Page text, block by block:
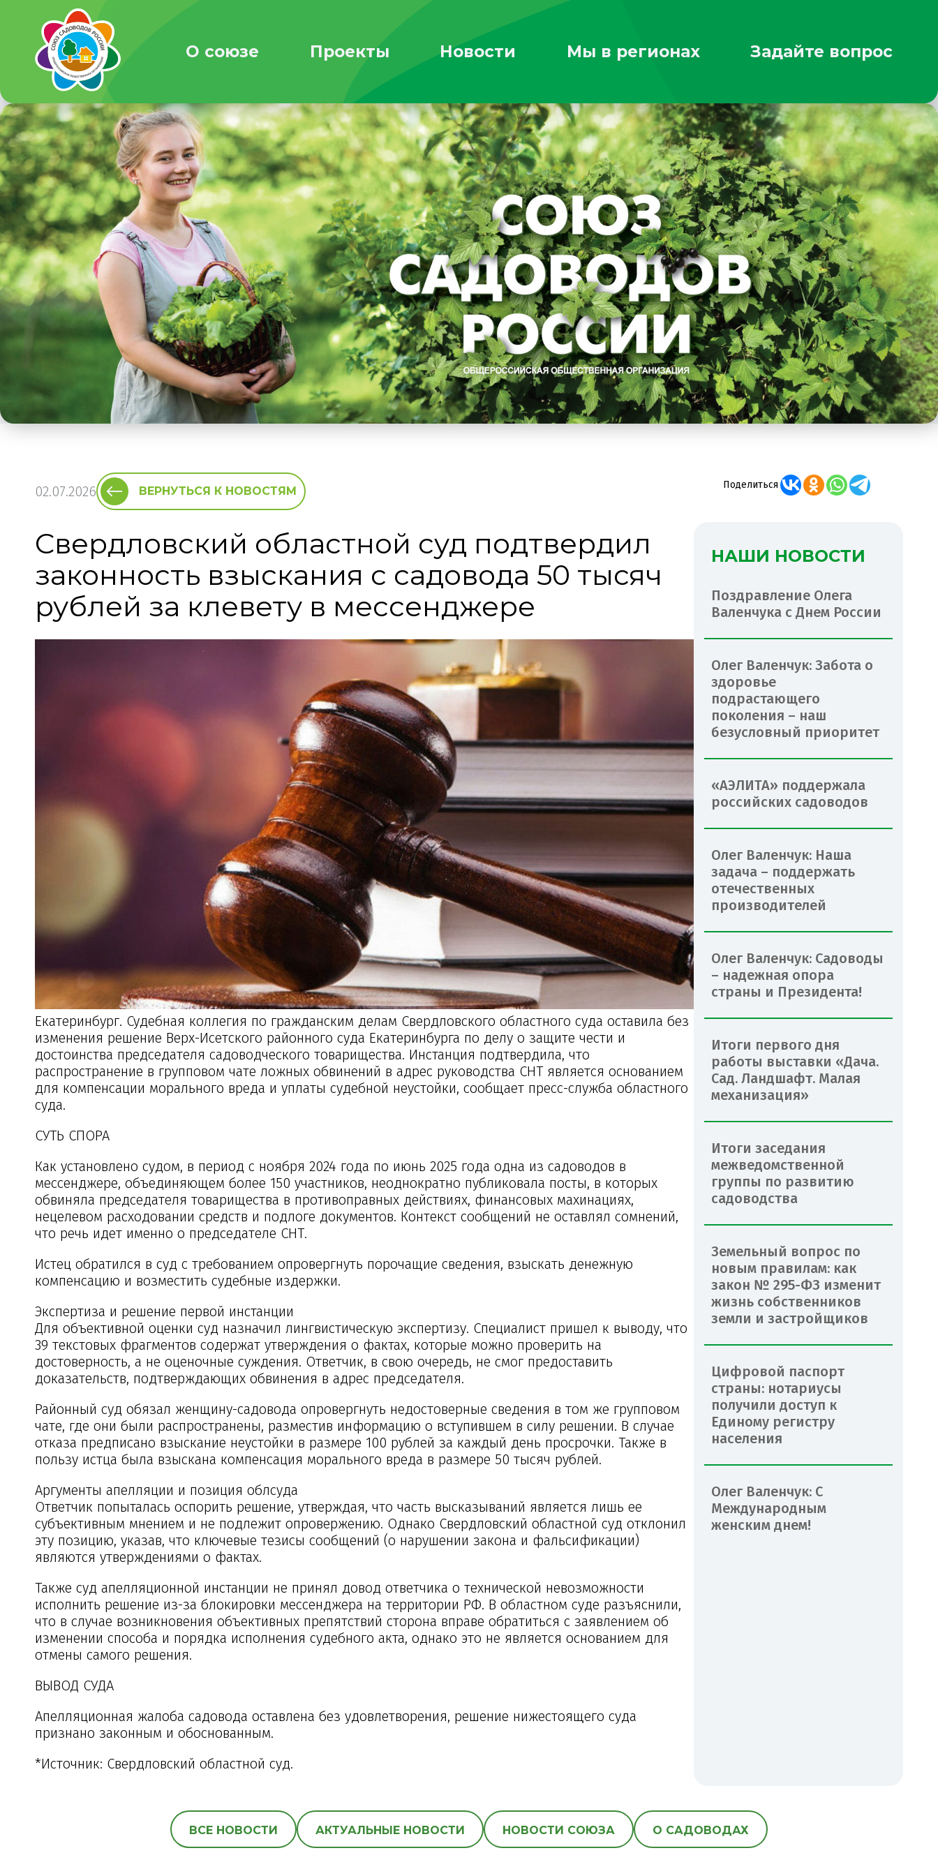
О союзе Проекты Новости Мы в регионах Задайте вопрос
02.07.2026 ВЕРНУТЬСЯ К НОВОСТЯМ
Свердловский областной суд подтвердил
законность взыскания с садовода 50 тысяч
рублей за клевету в мессенджере
Екатеринбург. Судебная коллегия по гражданским делам Свердловского областного суда оставила без
изменения решение Верх-Исетского районного суда Екатеринбурга по делу о защите чести и
достоинства председателя садоводческого товарищества. Инстанция подтвердила, что
распространение в групповом чате ложных обвинений в адрес руководства СНТ является основанием
для компенсации морального вреда и уплаты судебной неустойки, сообщает пресс-служба областного
суда.
СУТЬ СПОРА
Как установлено судом, в период с ноября 2024 года по июнь 2025 года одна из садоводов в
мессенджере, объединяющем более 150 участников, неоднократно публиковала посты, в которых
обвиняла председателя товарищества в противоправных действиях, финансовых махинациях,
нецелевом расходовании средств и подлоге документов. Контекст сообщений не оставлял сомнений,
что речь идет именно о председателе СНТ.
Истец обратился в суд с требованием опровергнуть порочащие сведения, взыскать денежную
компенсацию и возместить судебные издержки.
Экспертиза и решение первой инстанции
Для объективной оценки суд назначил лингвистическую экспертизу. Специалист пришел к выводу, что
39 текстовых фрагментов содержат утверждения о фактах, которые можно проверить на
достоверность, а не оценочные суждения. Ответчик, в свою очередь, не смог предоставить
доказательств, подтверждающих обвинения в адрес председателя.
Районный суд обязал женщину-садовода опровергнуть недостоверные сведения в том же групповом
чате, где они были распространены, разместив информацию о вступившем в силу решении. В случае
отказа предписано взыскание неустойки в размере 100 рублей за каждый день просрочки. Также в
пользу истца была взыскана компенсация морального вреда в размере 50 тысяч рублей.
Аргументы апелляции и позиция облсуда
Ответчик попыталась оспорить решение, утверждая, что часть высказываний является лишь ее
субъективным мнением и не подлежит опровержению. Однако Свердловский областной суд отклонил
эту позицию, указав, что ключевые тезисы сообщений (о нарушении закона и фальсификации)
являются утверждениями о фактах.
Также суд апелляционной инстанции не принял довод ответчика о технической невозможности
исполнить решение из-за блокировки мессенджера на территории РФ. В областном суде разъяснили,
что в случае возникновения объективных препятствий сторона вправе обратиться с заявлением об
изменении способа и порядка исполнения судебного акта, однако это не является основанием для
отмены самого решения.
ВЫВОД СУДА
Апелляционная жалоба садовода оставлена без удовлетворения, решение нижестоящего суда
признано законным и обоснованным.
*Источник: Свердловский областной суд.
Поделиться
НАШИ НОВОСТИ
Поздравление Олега
Валенчука с Днем России
Олег Валенчук: Забота о
здоровье
подрастающего
поколения – наш
безусловный приоритет
«АЭЛИТА» поддержала
российских садоводов
Олег Валенчук: Наша
задача – поддержать
отечественных
производителей
Олег Валенчук: Садоводы
– надежная опора
страны и Президента!
Итоги первого дня
работы выставки «Дача.
Сад. Ландшафт. Малая
механизация»
Итоги заседания
межведомственной
группы по развитию
садоводства
Земельный вопрос по
новым правилам: как
закон № 295-ФЗ изменит
жизнь собственников
земли и застройщиков
Цифровой паспорт
страны: нотариусы
получили доступ к
Единому регистру
населения
Олег Валенчук: С
Международным
женским днем!
ВСЕ НОВОСТИ АКТУАЛЬНЫЕ НОВОСТИ НОВОСТИ СОЮЗА О САДОВОДАХ